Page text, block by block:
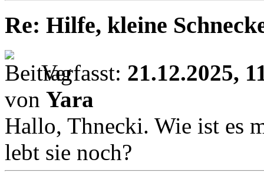
Re: Hilfe, kleine
Verfasst: 21.12.2025,
von Yara
Hallo, Thnecki. Wie ist es
lebt sie noch?